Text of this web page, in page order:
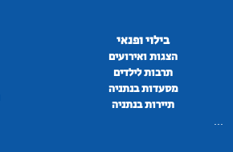
בילוי ופנאי
הצגות ואירועים
תרבות לילדים
מסעדות בנתניה
תיירות בנתניה
...